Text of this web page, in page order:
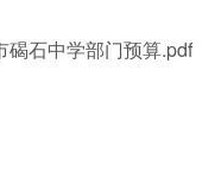
碣石中学部门预算.pdf